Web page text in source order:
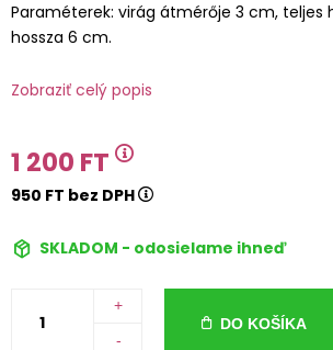
Paraméterek: virág átmérője 3 cm, teljes
hossza 6 cm.
Zobraziť celý popis
1 200 FT
950 FT bez DPH
SKLADOM - odosielame ihneď
+
-
DO KOŠÍKA